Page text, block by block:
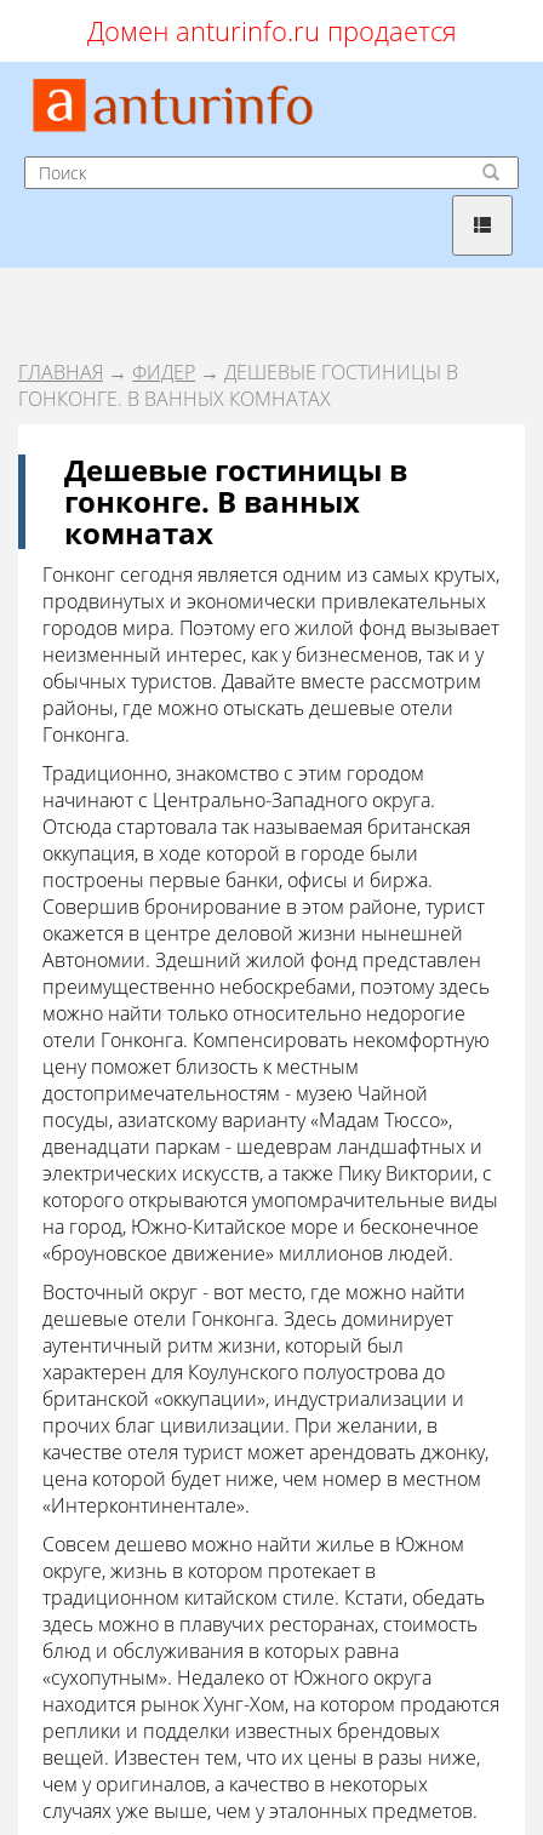
Домен anturinfo.ru продается
ГЛАВНАЯ → ФИДЕР → ДЕШЕВЫЕ ГОСТИНИЦЫ В
ГОНКОНГЕ. В ВАННЫХ КОМНАТАХ
Дешевые гостиницы в
гонконге. В ванных
комнатах
Гонконг сегодня является одним из самых крутых,
продвинутых и экономически привлекательных
городов мира. Поэтому его жилой фонд вызывает
неизменный интерес, как у бизнесменов, так и у
обычных туристов. Давайте вместе рассмотрим
районы, где можно отыскать дешевые отели
Гонконга.
Традиционно, знакомство с этим городом
начинают с Центрально-Западного округа.
Отсюда стартовала так называемая британская
оккупация, в ходе которой в городе были
построены первые банки, офисы и биржа.
Совершив бронирование в этом районе, турист
окажется в центре деловой жизни нынешней
Автономии. Здешний жилой фонд представлен
преимущественно небоскребами, поэтому здесь
можно найти только относительно недорогие
отели Гонконга. Компенсировать некомфортную
цену поможет близость к местным
достопримечательностям - музею Чайной
посуды, азиатскому варианту «Мадам Тюссо»,
двенадцати паркам - шедеврам ландшафтных и
электрических искусств, а также Пику Виктории, с
которого открываются умопомрачительные виды
на город, Южно-Китайское море и бесконечное
«броуновское движение» миллионов людей.
Восточный округ - вот место, где можно найти
дешевые отели Гонконга. Здесь доминирует
аутентичный ритм жизни, который был
характерен для Коулунского полуострова до
британской «оккупации», индустриализации и
прочих благ цивилизации. При желании, в
качестве отеля турист может арендовать джонку,
цена которой будет ниже, чем номер в местном
«Интерконтинентале».
Совсем дешево можно найти жилье в Южном
округе, жизнь в котором протекает в
традиционном китайском стиле. Кстати, обедать
здесь можно в плавучих ресторанах, стоимость
блюд и обслуживания в которых равна
«сухопутным». Недалеко от Южного округа
находится рынок Хунг-Хом, на котором продаются
реплики и подделки известных брендовых
вещей. Известен тем, что их цены в разы ниже,
чем у оригиналов, а качество в некоторых
случаях уже выше, чем у эталонных предметов.